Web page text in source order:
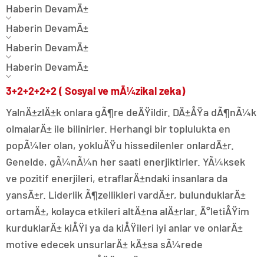
Haberin DevamÄ±
Haberin DevamÄ±
Haberin DevamÄ±
Haberin DevamÄ±
3+2+2+2+2 ( Sosyal ve mÃ¼zikal zeka)
YalnÄ±zlÄ±k onlara gÃ¶re deÄŸildir. DÄ±ÅŸa dÃ¶nÃ¼k
olmalarÄ± ile bilinirler. Herhangi bir toplulukta en
popÃ¼ler olan, yokluÄŸu hissedilenler onlardÄ±r.
Genelde, gÃ¼nÃ¼n her saati enerjiktirler. YÃ¼ksek
ve pozitif enerjileri, etraflarÄ±ndaki insanlara da
yansÄ±r. Liderlik Ã¶zellikleri vardÄ±r, bulunduklarÄ±
ortamÄ±, kolayca etkileri altÄ±na alÄ±rlar. Ä°letiÅŸim
kurduklarÄ± kiÅŸi ya da kiÅŸileri iyi anlar ve onlarÄ±
motive edecek unsurlarÄ± kÄ±sa sÃ¼rede